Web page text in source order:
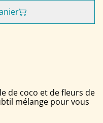
de coco et de fleurs de
mélange pour vous